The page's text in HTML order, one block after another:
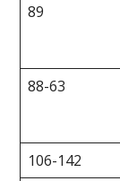
89
88-63
106-142